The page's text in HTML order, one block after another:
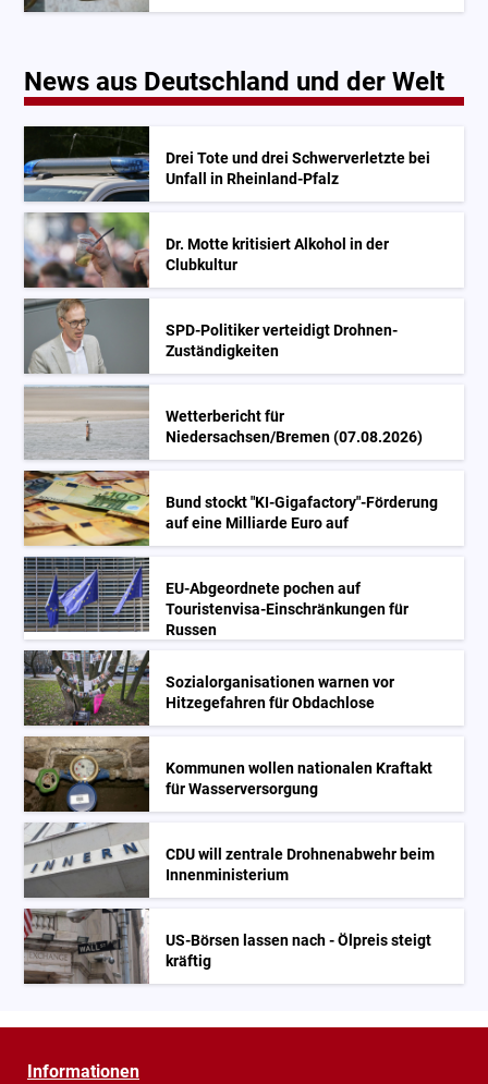
News aus Deutschland und der Welt
Drei Tote und drei Schwerverletzte bei
Unfall in Rheinland-Pfalz
Dr. Motte kritisiert Alkohol in der
Clubkultur
SPD-Politiker verteidigt Drohnen-
Zuständigkeiten
Wetterbericht für
Niedersachsen/Bremen (07.08.2026)
Bund stockt "KI-Gigafactory"-Förderung
auf eine Milliarde Euro auf
EU-Abgeordnete pochen auf
Touristenvisa-Einschränkungen für
Russen
Sozialorganisationen warnen vor
Hitzegefahren für Obdachlose
Kommunen wollen nationalen Kraftakt
für Wasserversorgung
CDU will zentrale Drohnenabwehr beim
Innenministerium
US-Börsen lassen nach - Ölpreis steigt
kräftig
Informationen